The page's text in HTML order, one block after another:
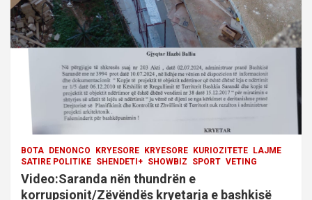
i
o
n
BOTA DENONCO KRYESORE KRYESORE KURIOZITETE
LAJME
SATIRE POLITIKE SHENDETI+ SHOWBIZ SPORT VETING
Video:Saranda nën thundrën e
korrupsionit/Zëvëndës kryetarja e bashkisë